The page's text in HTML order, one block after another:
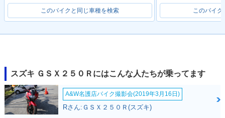
このバイクと同じ車種を検索 このバイク
スズキ ＧＳＸ２５０Ｒにはこんな人たちが乗ってます
A&W名護店バイク撮影会(2019年3月16日)
Rさん:ＧＳＸ２５０Ｒ(スズキ)